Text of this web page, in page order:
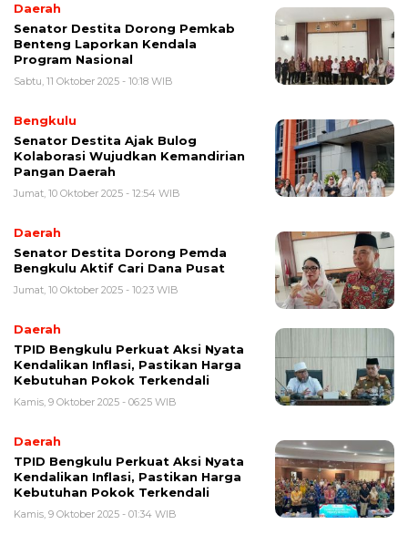
Daerah
Senator Destita Dorong Pemkab
Benteng Laporkan Kendala
Program Nasional
Sabtu, 11 Oktober 2025 - 10:18 WIB
Bengkulu
Senator Destita Ajak Bulog
Kolaborasi Wujudkan Kemandirian
Pangan Daerah
Jumat, 10 Oktober 2025 - 12:54 WIB
Daerah
Senator Destita Dorong Pemda
Bengkulu Aktif Cari Dana Pusat
Jumat, 10 Oktober 2025 - 10:23 WIB
Daerah
TPID Bengkulu Perkuat Aksi Nyata
Kendalikan Inflasi, Pastikan Harga
Kebutuhan Pokok Terkendali
Kamis, 9 Oktober 2025 - 06:25 WIB
Daerah
TPID Bengkulu Perkuat Aksi Nyata
Kendalikan Inflasi, Pastikan Harga
Kebutuhan Pokok Terkendali
Kamis, 9 Oktober 2025 - 01:34 WIB